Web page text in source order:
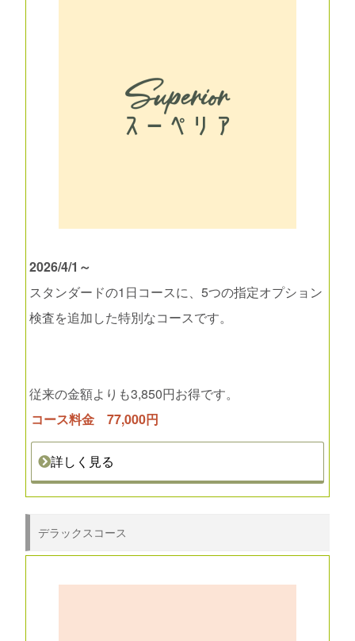
2026/4/1～
スタンダードの1日コースに、5つの指定オプション
検査を追加した特別なコースです。
従来の金額よりも3,850円お得です。
コース料金 77,000円
詳しく見る
デラックスコース